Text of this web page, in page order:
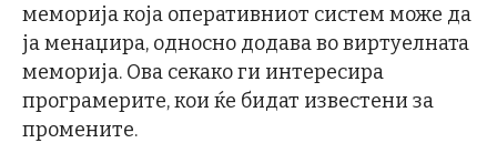
меморија која оперативниот систем може да
ја менаџира, односно додава во виртуелната
меморија. Ова секако ги интересира
програмерите, кои ќе бидат известени за
промените.